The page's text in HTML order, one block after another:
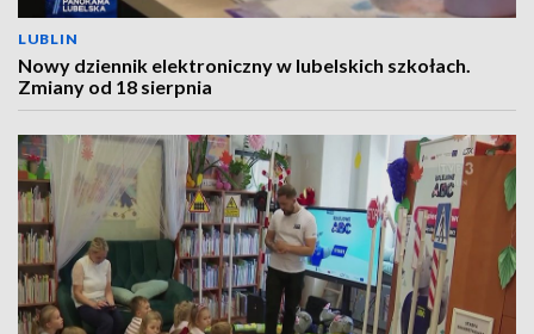
LUBLIN
Nowy dziennik elektroniczny w lubelskich szkołach.
Zmiany od 18 sierpnia